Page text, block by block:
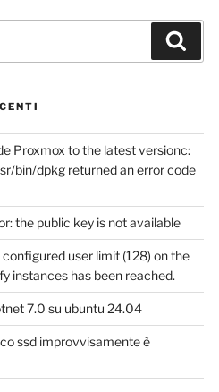
Proxmox to the latest versionc:
bin/dpkg returned an error code
the public key is not available
configured user limit (128) on the
instances has been reached.
7.0 su ubuntu 24.04
ssd improvvisamente è